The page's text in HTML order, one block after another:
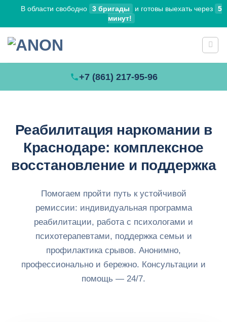
В области свободно 3 бригады и готовы выехать через
5
минут!
+7 (861) 217-95-96
Реабилитация наркомании в
Краснодаре: комплексное
восстановление и поддержка
Помогаем пройти путь к устойчивой
ремиссии: индивидуальная программа
реабилитации, работа с психологами и
психотерапевтами, поддержка семьи и
профилактика срывов. Анонимно,
профессионально и бережно. Консультации и
помощь — 24/7.